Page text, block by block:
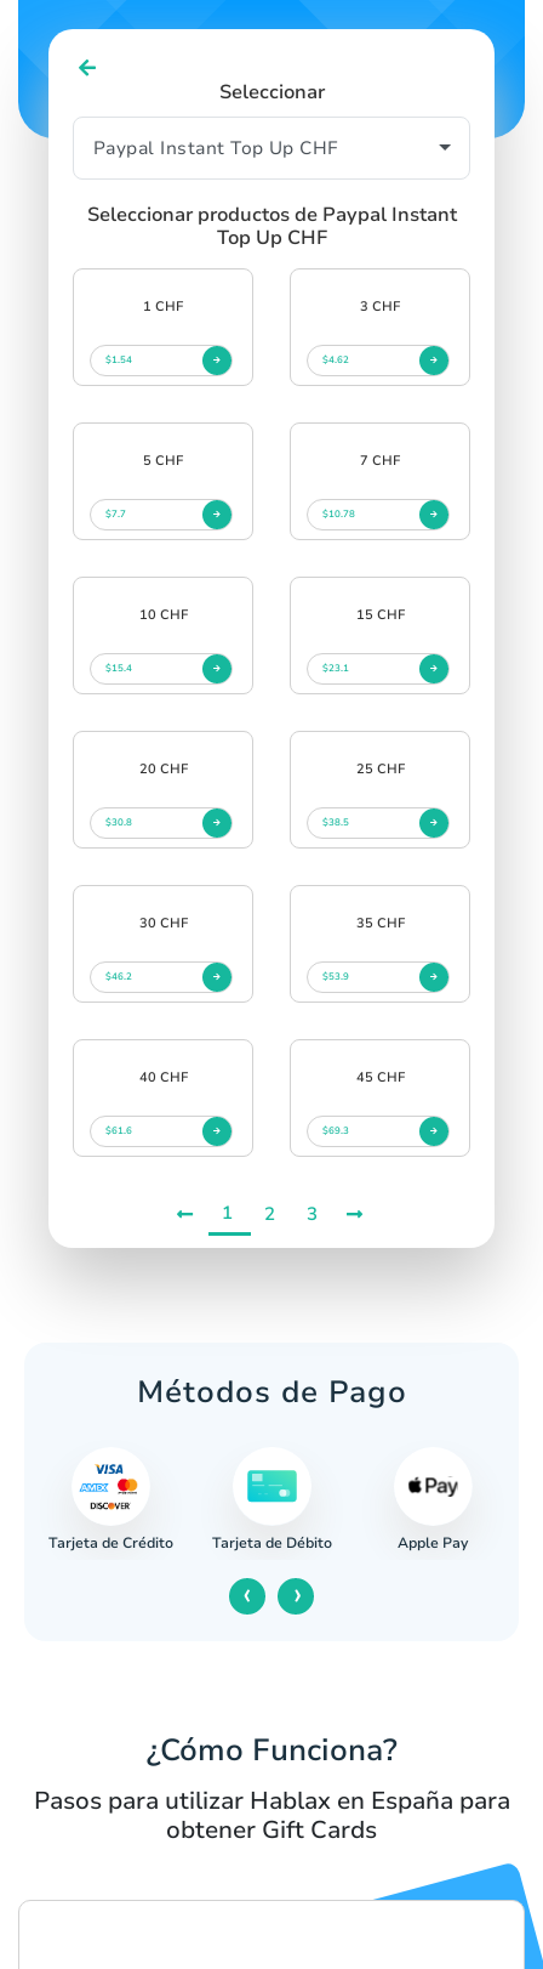
Seleccionar
Seleccionar productos de Paypal Instant
Top Up CHF
1 CHF
$1.54
3 CHF
$4.62
5 CHF
$7.7
7 CHF
$10.78
10 CHF
$15.4
15 CHF
$23.1
20 CHF
$30.8
25 CHF
$38.5
30 CHF
$46.2
35 CHF
$53.9
40 CHF
$61.6
45 CHF
$69.3
1 2 3
Métodos de Pago
Tarjeta de Crédito Tarjeta de Débito Apple Pay
‹ ›
¿Cómo Funciona?
Pasos para utilizar Hablax en España para
obtener Gift Cards